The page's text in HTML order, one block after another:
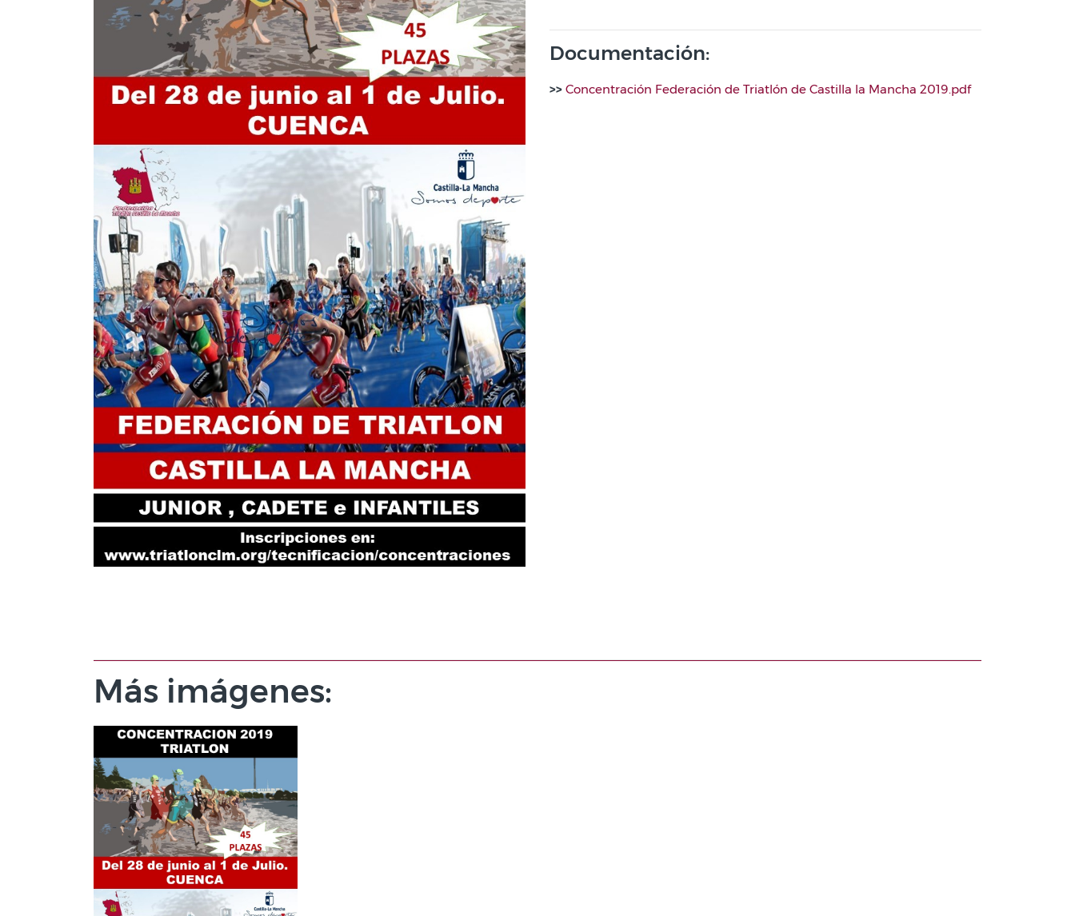
Documentación:
>> Concentración Federación de Triatlón de Castilla la Mancha 2019.pdf
Más imágenes: